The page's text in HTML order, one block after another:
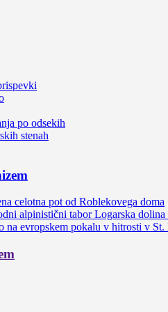
po odsekih
stenah
celotna pot od Roblekovega doma
alpinistični tabor Logarska dolina
na evropskem pokalu v hitrosti v St.